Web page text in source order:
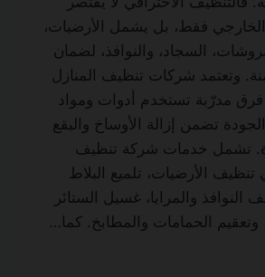
فقط، بل يشمل الأرضيات،
السجاد، والنوافذ، لضمان
وتعتمد شركات تنظيف المنازل
مدرّبة تستخدم أدوات ومواد
تضمن إزالة الأوساخ والبقع
تشمل خدمات شركة تنظيف
الأرضيات، تلميع البلاط
النوافذ والمرايا، غسيل الستائر
الحمامات والمطابخ. كما…